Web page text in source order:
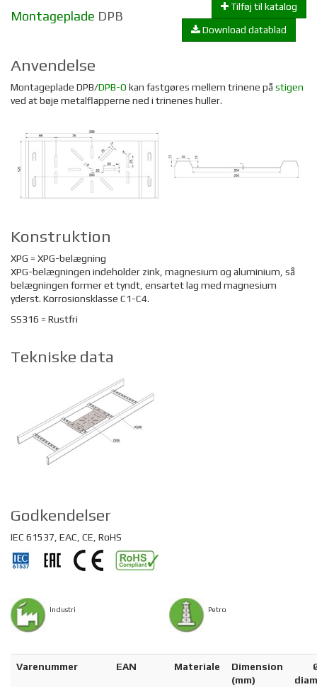
Montageplade DPB
Tilføj til katalog
Download datablad
Anvendelse
Montageplade DPB/DPB-O kan fastgøres mellem trinene på stigen
ved at bøje metalflapperne ned i trinenes huller.
Konstruktion
XPG = XPG-belægning
XPG-belægningen indeholder zink, magnesium og aluminium, så
belægningen former et tyndt, ensartet lag med magnesium
yderst. Korrosionsklasse C1-C4.
SS316 = Rustfri
Tekniske data
Godkendelser
IEC 61537, EAC, CE, RoHS
Industri Petro
Varenummer EAN Materiale
Dimension
(mm)